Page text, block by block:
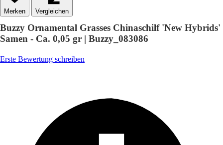
Vergleichen
Buzzy Ornamental Grasses Chinaschilf 'New Hybrids'
Samen - Ca. 0,05 gr | Buzzy_083086
Erste Bewertung schreiben